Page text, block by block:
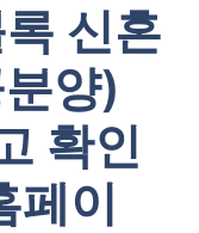
신혼
양)
확인
페이